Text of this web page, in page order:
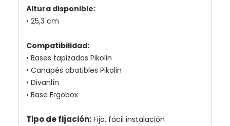
Altura disponible:
• 25,3 cm
Compatibilidad:
• Bases tapizadas Pikolin
• Canapés abatibles Pikolin
• Divanlín
• Base Ergobox
Tipo de fijación: Fija, fácil instalación